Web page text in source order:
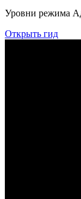
Уровни режима
Открыть гид